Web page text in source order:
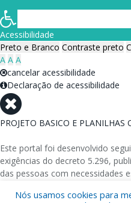
Nós usamos cookies para
Acessibilidade
Preto e Branco Contraste preto
A A A
cancelar acessibilidade
Declaração de acessibilidade
PROJETO BASICO E
Este portal foi desenvolvido
exigências do decreto 5.296,
das pessoas com necessidades
Além de validações